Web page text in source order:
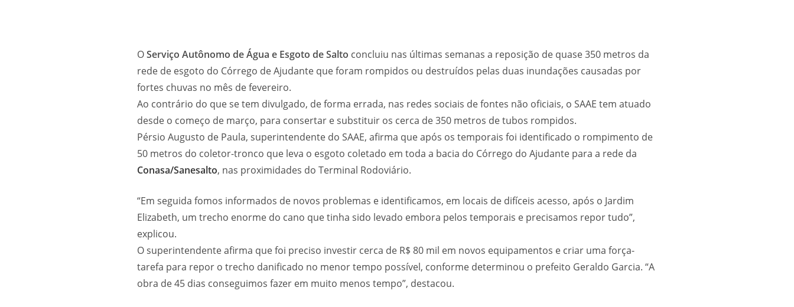
OServiço Autônomo de Água e Esgoto de Salto concluiu nas últimas semanas a reposição de quase 350 metros da
rede de esgoto do Córrego de Ajudante que foram rompidos ou destruídos pelas duas inundações causadas por
fortes chuvas no mês de fevereiro.
Ao contrário do que se tem divulgado, de forma errada, nas redes sociais de fontes não oficiais, o SAAE tem atuado
desde o começo de março, para consertar e substituir os cerca de 350 metros de tubos rompidos.
Pérsio Augusto de Paula, superintendente do SAAE, afirma que após os temporais foi identificado o rompimento de
50 metros do coletor-tronco que leva o esgoto coletado em toda a bacia do Córrego do Ajudante para a rede da
Conasa/Sanesalto, nas proximidades do Terminal Rodoviário.
“Em seguida fomos informados de novos problemas e identificamos, em locais de difíceis acesso, após o Jardim
Elizabeth, um trecho enorme do cano que tinha sido levado embora pelos temporais e precisamos repor tudo”,
explicou.
O superintendente afirma que foi preciso investir cerca de R$ 80 mil em novos equipamentos e criar uma força-
tarefa para repor o trecho danificado no menor tempo possível, conforme determinou o prefeito Geraldo Garcia. “A
obra de 45 dias conseguimos fazer em muito menos tempo”, destacou.